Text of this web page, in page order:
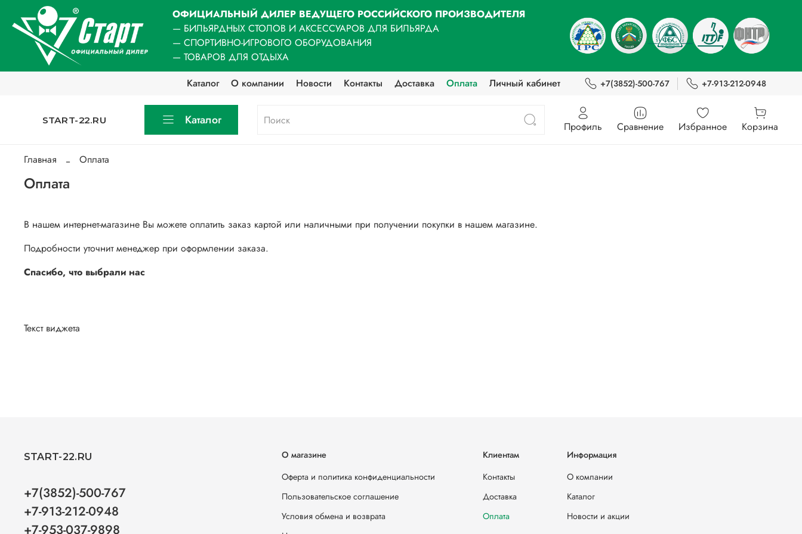
ОФИЦИАЛЬНЫЙ ДИЛЕР ВЕДУЩЕГО РОССИЙСКОГО ПРОИЗВОДИТЕЛЯ
— БИЛЬЯРДНЫХ СТОЛОВ И АКСЕССУАРОВ ДЛЯ БИЛЬЯРДА
— СПОРТИВНО-ИГРОВОГО ОБОРУДОВАНИЯ
— ТОВАРОВ ДЛЯ ОТДЫХА
Каталог
О компании Новости Контакты Доставка Оплата Личный кабинет +7(3852)-500-767 +7-913-212-0948
START-22.RU Каталог Профиль Сравнение Избранное Корзина
Главная Оплата
Оплата
В нашем интернет-магазине Вы можете оплатить заказ картой или наличными при получении покупки в нашем магазине.
Подробности уточнит менеджер при оформлении заказа.
Спасибо, что выбрали нас
Текст виджета
О магазине
Оферта и политика конфиденциальности
Пользовательское соглашение
Условия обмена и возврата
Клиентам
Контакты
Доставка
Оплата
Информация
О компании
Каталог
Новости и акции
START-22.RU
+7(3852)-500-767
+7-913-212-0948
+7-953-037-9898